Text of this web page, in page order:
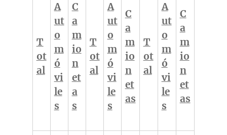
T
ot
al
A
ut
o
m
ó
vi
le
s
C
a
m
io
n
et
a
s
T
ot
al
A
ut
o
m
ó
vi
le
s
C
a
m
io
n
et
as
T
ot
al
A
ut
o
m
ó
vi
le
s
C
a
m
io
n
et
as